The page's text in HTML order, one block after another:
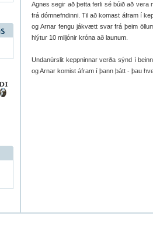
Agnes segir að þetta ferli sé búið að
frá dómnefndinni. Til að komast áfram í
og Arnar fengu jákvætt svar frá þeim
hlýtur 10 miljónir króna að launum.
Undanúrslit keppninnar verða sýnd í
og Arnar komist áfram í þann þátt - þau